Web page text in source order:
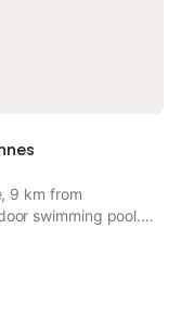
9 km from
swimming pool.
also provides
disposal.